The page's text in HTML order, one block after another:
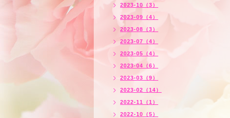
2023-10（3）
2023-09（4）
2023-08（3）
2023-07（4）
2023-05（4）
2023-04（6）
2023-03（9）
2023-02（14）
2022-11（1）
2022-10（5）